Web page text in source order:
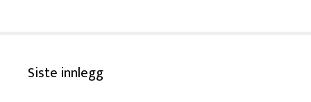
Siste innlegg